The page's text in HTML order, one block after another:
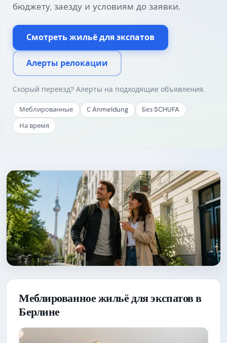
бюджету, заезду и условиям до заявки.
Смотреть жильё для экспатов
Алерты релокации
Скорый переезд? Алерты на подходящие объявления.
Меблированные С Anmeldung
Без SCHUFA
На время
Меблированное жильё для экспатов в
Берлине